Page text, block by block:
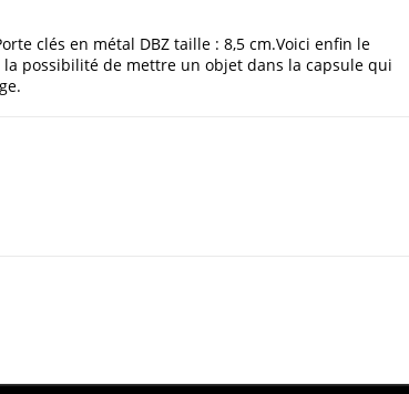
clés en métal DBZ taille : 8,5 cm.Voici enfin le
possibilité de mettre un objet dans la capsule qui